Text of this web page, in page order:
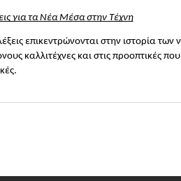
για τα Νέα Μέσα στην Τέχνη
επικεντρώνονται στην ιστορία
καλλιτέχνες και στις προοπτικές